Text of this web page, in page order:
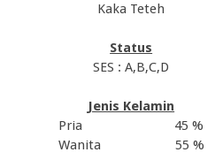
Kaka Teteh
Status
SES : A,B,C,D
Jenis Kelamin
Pria
45 %
Wanita
55 %